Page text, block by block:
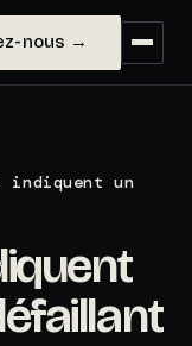
nous →
indiquent un